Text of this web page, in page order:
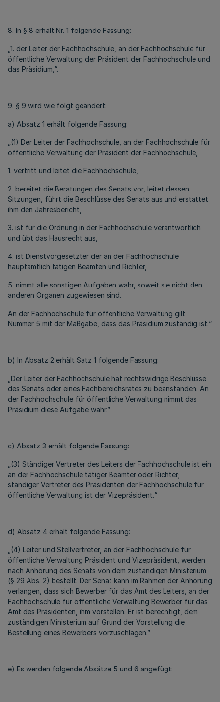
8. In § 8 erhält Nr. 1 folgende Fassung:
„1. der Leiter der Fachhochschule, an der Fachhochschule für
öffentliche Verwaltung der Präsident der Fachhochschule und
das Präsidium,“.
9. § 9 wird wie folgt geändert:
a) Absatz 1 erhält folgende Fassung:
„(1) Der Leiter der Fachhochschule, an der Fachhochschule für
öffentliche Verwaltung der Präsident der Fachhochschule,
1. vertritt und leitet die Fachhochschule,
2. bereitet die Beratungen des Senats vor, leitet dessen
Sitzungen, führt die Beschlüsse des Senats aus und erstattet
ihm den Jahresbericht,
3. ist für die Ordnung in der Fachhochschule verantwortlich
und übt das Hausrecht aus,
4. ist Dienstvorgesetzter der an der Fachhochschule
hauptamtlich tätigen Beamten und Richter,
5. nimmt alle sonstigen Aufgaben wahr, soweit sie nicht den
anderen Organen zugewiesen sind.
An der Fachhochschule für öffentliche Verwaltung gilt
Nummer 5 mit der Maßgabe, dass das Präsidium zuständig ist.“
b) In Absatz 2 erhält Satz 1 folgende Fassung:
„Der Leiter der Fachhochschule hat rechtswidrige Beschlüsse
des Senats oder eines Fachbereichsrates zu beanstanden. An
der Fachhochschule für öffentliche Verwaltung nimmt das
Präsidium diese Aufgabe wahr.”
c) Absatz 3 erhält folgende Fassung:
„(3) Ständiger Vertreter des Leiters der Fachhochschule ist ein
an der Fachhochschule tätiger Beamter oder Richter;
ständiger Vertreter des Präsidenten der Fachhochschule für
öffentliche Verwaltung ist der Vizepräsident.“
d) Absatz 4 erhält folgende Fassung:
„(4) Leiter und Stellvertreter, an der Fachhochschule für
öffentliche Verwaltung Präsident und Vizepräsident, werden
nach Anhörung des Senats von dem zuständigen Ministerium
(§ 29 Abs. 2) bestellt. Der Senat kann im Rahmen der Anhörung
verlangen, dass sich Bewerber für das Amt des Leiters, an der
Fachhochschule für öffentliche Verwaltung Bewerber für das
Amt des Präsidenten, ihm vorstellen. Er ist berechtigt, dem
zuständigen Ministerium auf Grund der Vorstellung die
Bestellung eines Bewerbers vorzuschlagen.”
e) Es werden folgende Absätze 5 und 6 angefügt: